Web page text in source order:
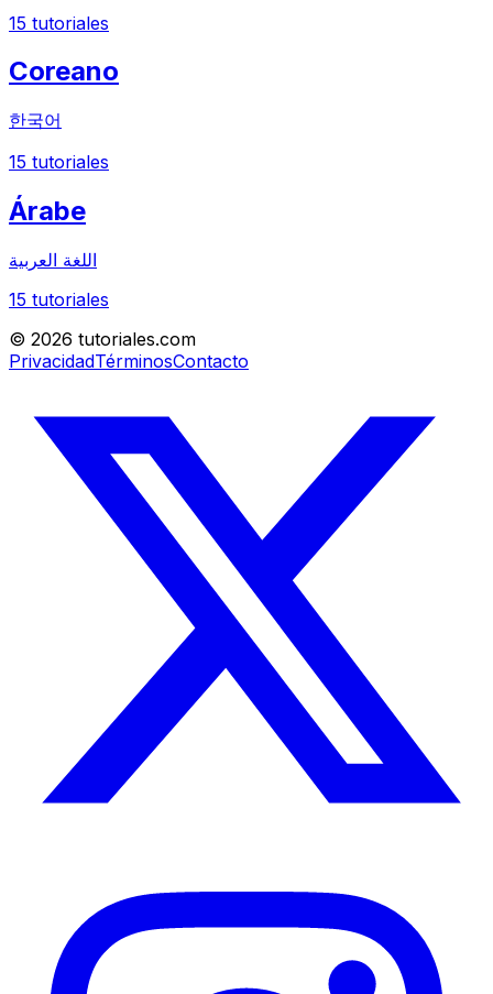
15 tutoriales
Coreano
한국어
15 tutoriales
Árabe
اللغة العربية
15 tutoriales
© 2026 tutoriales.com
PrivacidadTérminosContacto